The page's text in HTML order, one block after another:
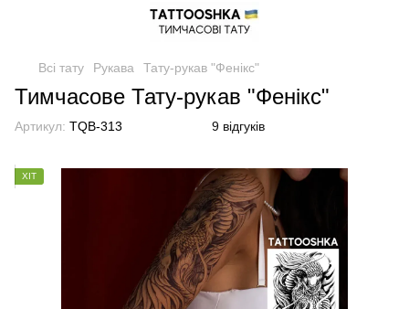
Всі тату Рукава Тату-рукав "Фенікс"
Тимчасове Тату-рукав "Фенікс"
Артикул: TQB-313 9 відгуків
ХІТ